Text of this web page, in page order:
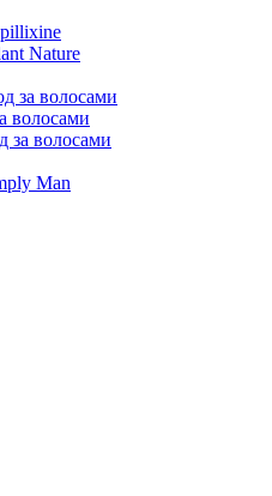
Nature
за волосами
волосами
за волосами
Man